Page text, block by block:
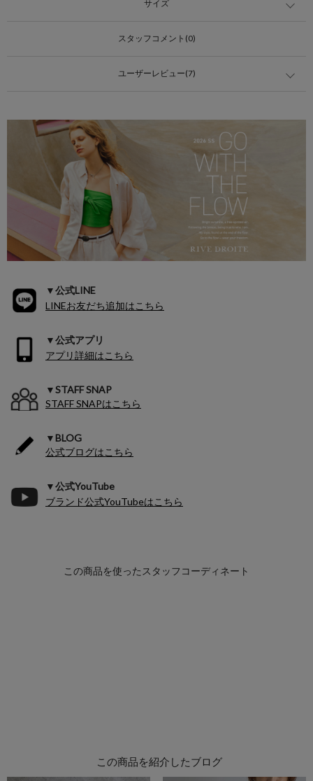
サイズ
スタッフコメント(0)
ユーザーレビュー(7)
▼公式LINE
LINEお友だち追加はこちら
▼公式アプリ
アプリ詳細はこちら
▼STAFF SNAP
STAFF SNAPはこちら
▼BLOG
公式ブログはこちら
▼公式YouTube
ブランド公式YouTubeはこちら
この商品を紹介したブログ